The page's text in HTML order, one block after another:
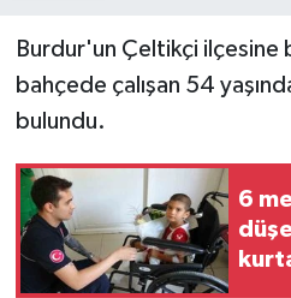
Burdur'un Çeltikçi ilçesine
bahçede çalışan 54
bulundu.
6